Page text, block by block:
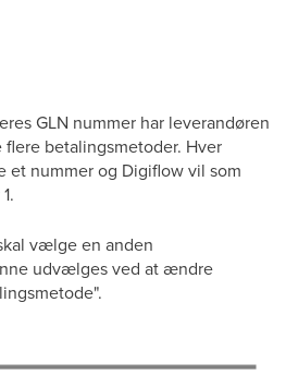
GLN nummer har leverandøren
betalingsmetoder. Hver
et nummer og Digiflow vil som
vælge en anden
udvælges ved at ændre